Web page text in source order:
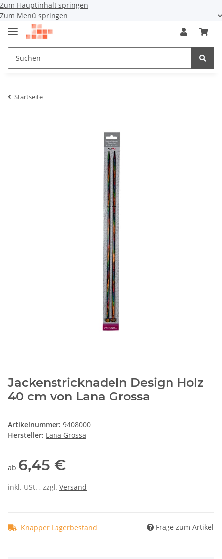
Zum Hauptinhalt springen
Zum Menü springen
Startseite
Jackenstricknadeln Design Holz
40 cm von Lana Grossa
Artikelnummer: 9408000
Hersteller: Lana Grossa
ab 6,45 €
inkl. USt. , zzgl. Versand
Knapper Lagerbestand Frage zum Artikel